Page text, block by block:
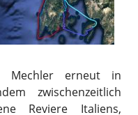
Mechler erneut in
zwischenzeitlich
Reviere Italiens,